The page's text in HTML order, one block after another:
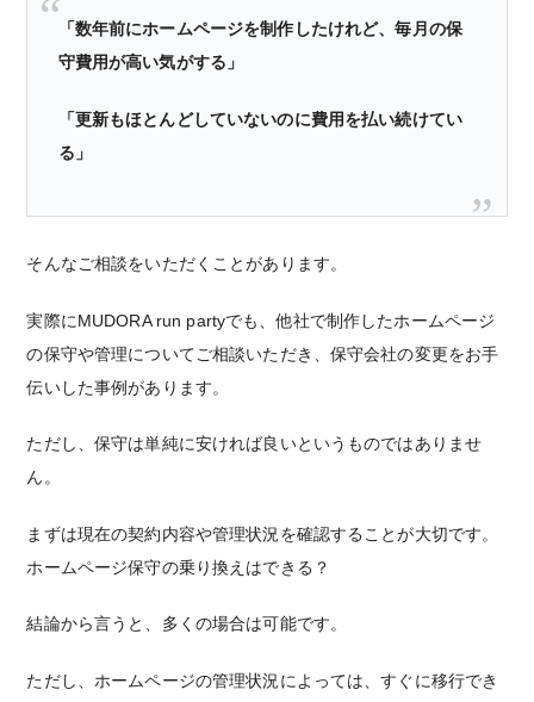
「数年前にホームページを制作したけれど、毎月の保
守費用が高い気がする」
「更新もほとんどしていないのに費用を払い続けてい
る」
そんなご相談をいただくことがあります。
実際にMUDORA run partyでも、他社で制作したホームページ
の保守や管理についてご相談いただき、保守会社の変更をお手
伝いした事例があります。
ただし、保守は単純に安ければ良いというものではありませ
ん。
まずは現在の契約内容や管理状況を確認することが大切です。
ホームページ保守の乗り換えはできる？
結論から言うと、多くの場合は可能です。
ただし、ホームページの管理状況によっては、すぐに移行でき